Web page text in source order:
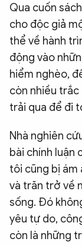
Qua cuốn
cho độc giả
thể về hành
động vào
hiểm nghèo,
còn nhiều
trải qua để đi
Nhà nghiên
bài chính luận
tôi cũng bị ám
và trăn trở về
sống. Đó
yêu tự do,
còn là những